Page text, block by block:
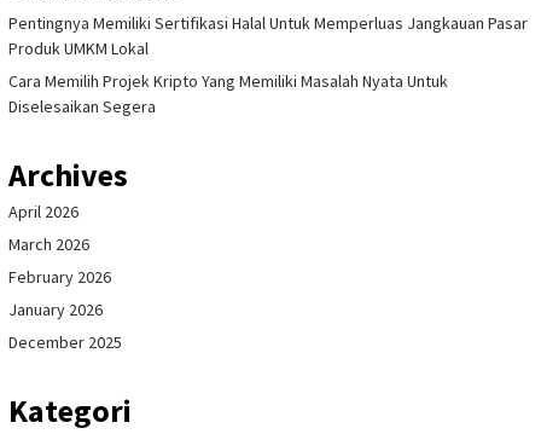
Pentingnya Memiliki Sertifikasi Halal Untuk Memperluas Jangkauan Pasar
Produk UMKM Lokal
Cara Memilih Projek Kripto Yang Memiliki Masalah Nyata Untuk
Diselesaikan Segera
Archives
April 2026
March 2026
February 2026
January 2026
December 2025
Kategori